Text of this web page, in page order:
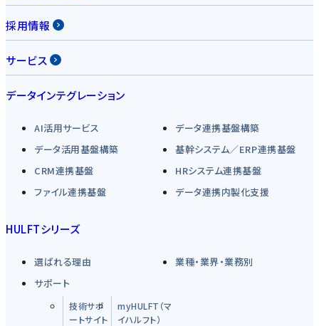
採用情報
サービス
データインテグレーション
AI活用サービス
データ連携基盤構築
データ活用基盤構築
基幹システム／ERP連携基盤
CRM連携基盤
HRシステム連携基盤
ファイル連携基盤
データ連携内製化支援
HULFTシリーズ
選ばれる理由
業種・業界・業務別
サポート
技術サポ
ートサイト
myHULFT（マ
イハルフト）